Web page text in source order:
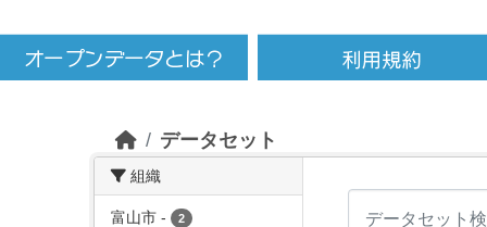
データセット
組織
富山市 - 2